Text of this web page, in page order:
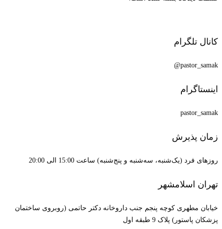
کانال تلگرام
pastor_samak@
اینستاگرام
pastor_samak
زمان پذیرش
روزهای فرد (یک‌شنبه، سه‌شنبه و پنج‌شنبه) ساعت 15:00 الی 20:00
تهران اسلامشهر
خیابان مطهری کوچه پنجم جنب داروخانه دکتر حاتمی (روبروی ساختمان
پزشکان پاستور) پلاک 9 طبقه اول